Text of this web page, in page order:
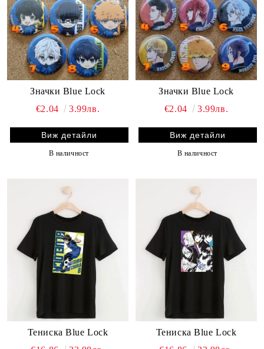
Значки Blue Lock
€2.04
3.99лв.
Виж детайли
В наличност
Значки Blue Lock
€2.04
3.99лв.
Виж детайли
В наличност
Тениска Blue Lock
Тениска Blue Lock